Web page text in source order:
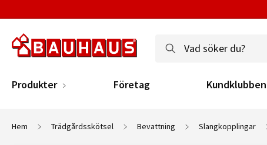
Produkter Företag Kundklubben
Hem Trädgårdsskötsel Bevattning Slangkopplingar